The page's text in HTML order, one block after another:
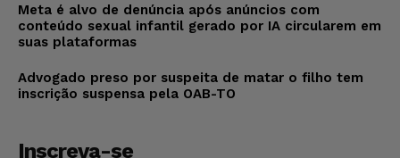
Meta é alvo de denúncia após anúncios com
conteúdo sexual infantil gerado por IA circularem em
suas plataformas
Advogado preso por suspeita de matar o filho tem
inscrição suspensa pela OAB-TO
Inscreva-se